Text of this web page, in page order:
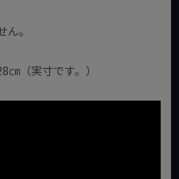
。
（実寸です。）